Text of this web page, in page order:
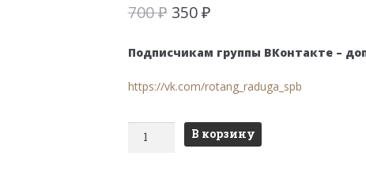
700₽ Первоначальная
составляла
350₽Текущая
350 ₽.
Подписчикам группы ВКонтакте –
https://vk.com/rotang_raduga_spb
Количество В корзину